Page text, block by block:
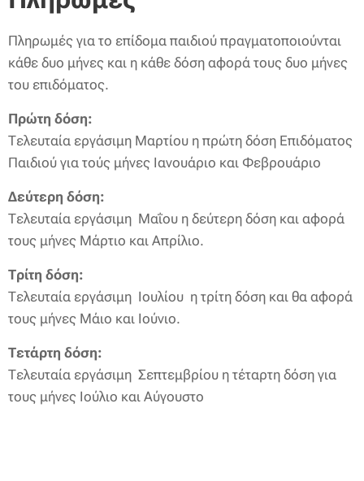
Πληρωμές για το επίδομα παιδιού πραγματοποιούνται
κάθε δυο μήνες και η κάθε δόση αφορά τους δυο μήνες
του επιδόματος.
Πρώτη δόση:
Τελευταία εργάσιμη Μαρτίου η πρώτη δόση Επιδόματος
Παιδιού για τούς μήνες Ιανουάριο και Φεβρουάριο
Δεύτερη δόση:
Τελευταία εργάσιμη Μαΐου η δεύτερη δόση και αφορά
τους μήνες Μάρτιο και Απρίλιο.
Τρίτη δόση:
Τελευταία εργάσιμη Ιουλίου η τρίτη δόση και θα αφορά
τους μήνες Μάιο και Ιούνιο.
Τετάρτη δόση:
Τελευταία εργάσιμη Σεπτεμβρίου η τέταρτη δόση για
τους μήνες Ιούλιο και Αύγουστο